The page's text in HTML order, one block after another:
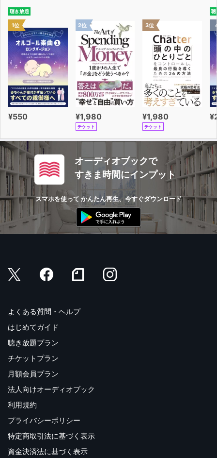
から[原料]
UNIT11 ～と言います・～と思っています[間接話法]／～
て/ないで[付帯状況]
UNIT12 差し上げます／いただきます／くださいます／～
と申します
UNIT13 ～てもらいます／～てくれます／～ていただきま
す／～てあげます／～てやります
疑問詞＋Vたらいいですか／～は[取り立て]
[別冊] 練習問題の答え・聴き取り練習のスクリプトなど
聴き放題
1位
¥550
2位
¥1,980
チケット
3位
¥1,980
チケット
聴
オーディオブックで
すきま時間にインプット
スマホを使って かんたん再生、今すぐダウンロード
よくある質問・ヘルプ
はじめてガイド
聴き放題プラン
チケットプラン
月額会員プラン
法人向けオーディオブック
利用規約
プライバシーポリシー
特定商取引法に基づく表示
資金決済法に基づく表示